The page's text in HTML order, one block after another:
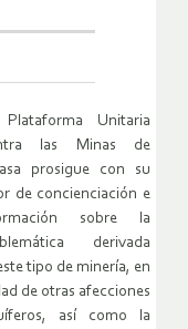
Unitaria
las Minas de
prosigue con su
de concienciación e
sobre la
derivada
tipo de minería, en
de otras afecciones
así como la